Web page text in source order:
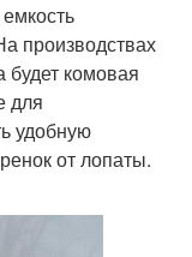
производствах
комовая
для
удобную
от лопаты.